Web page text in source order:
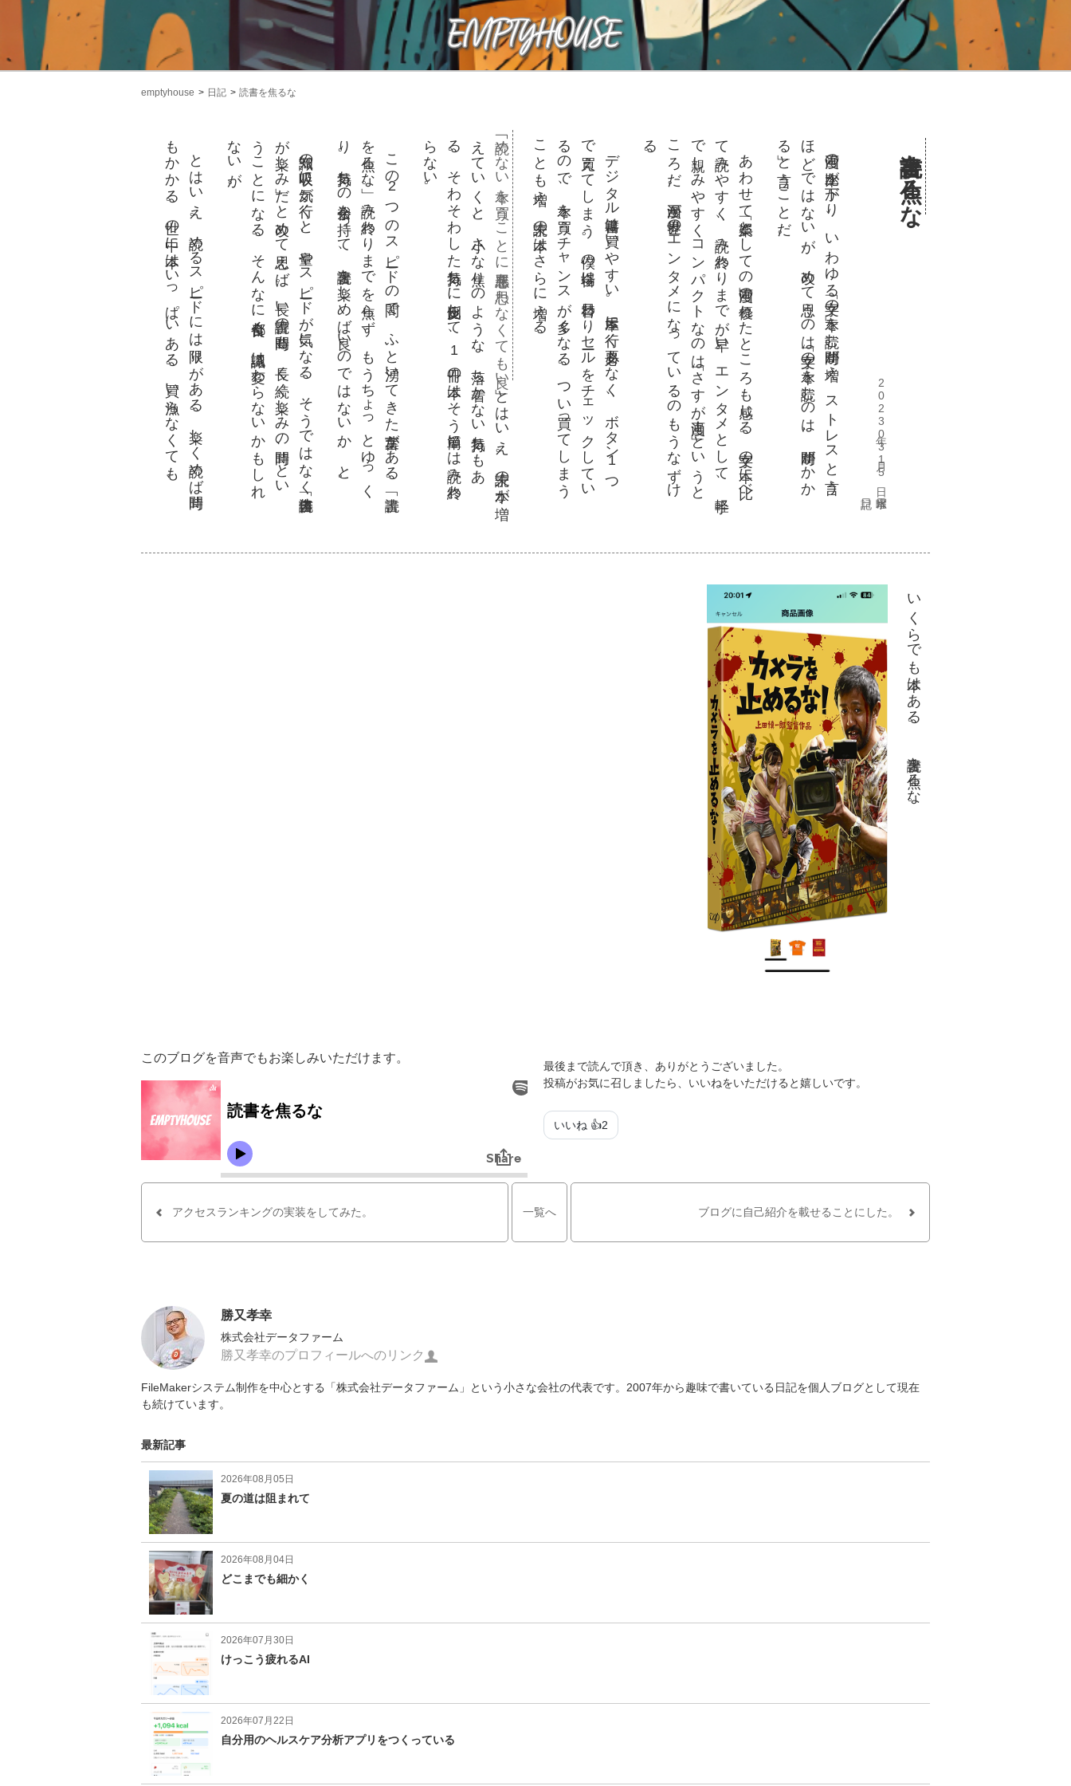
emptyhouse 日記 読書を焦るな
読書を焦るな
2023年03月15日 水曜日
漫画の比率
が下
が
り
、
い
わ
ゆ
る「文字
の本」
を読
む時間
が増
え
、
ス
ト
レ
ス
と言
う
ほど
で
は
な
い
が
、改
め
て思
う
の
は「文字
の本
を読
む
の
は
、時間
が
か
か
る」と言
う
こ
と
だ
。
あ
わ
せ
て「娯楽
と
し
て
の漫画」
の優
れ
た
と
こ
ろ
も感
じ
る
。文字
の本
に比
べ
て読み
や
す
く
、読
み終
わ
り
ま
で
が早
い
。
エ
ン
タ
メ
と
し
て
、手軽
で親し
み
や
す
く
コ
ン
パ
ク
ト
な
の
は「
さ
す
が漫画
！」
と
い
う
と
ころ
だ
。漫画
が世界
の
エ
ン
タ
メ
に
な
っ
て
い
る
の
も
う
な
ず
け
る
。
デ
ジ
タ
ル書籍
は買
い
や
す
い
。本屋
に行
く必要
も
な
く
、
ボ
タ
ン
1
つ
で買え
て
し
ま
う
。僕
の場合
は
、日替
わ
り
セー
ル
を
チ
ェ
ッ
ク
し
て
い
るの
で
、本
を買
う
チ
ャ
ン
ス
が多
く
な
る
。
つ
い買
っ
て
し
ま
う
こと
も増
え
、未読
の本
は
さ
ら
に増
え
る
。
読めない本を買うことに罪悪感を思わなくても良い
」と
は
い
え
。未読
の本
が増
えて
い
く
と
、小
さ
な焦
り
の
よ
う
な
、落
ち着
か
な
い気持
ち
も
あ
る。
そ
わ
そ
わ
し
た気持
ち
に反比例
し
て
、
1冊
の本
は
そ
う簡単
に
は読
み終
わ
らな
い
。
こ
の
2
つ
の
ス
ピー
ド
の間
で
、
ふ
と湧
い
て
き
た言葉
が
あ
る
。「読書
を焦る
な」
。読
み終
わ
り
ま
で
を焦
ら
ず
、
も
う
ち
ょ
っ
と
ゆ
っ
く
り。気持
ち
の余裕
を持
っ
て
、読書
を楽
し
め
ば良
い
の
で
は
な
い
か
、
と
。
知識の吸収
に気
が行
く
と
、量
や
ス
ピー
ド
が気
に
な
る
。
そ
う
で
は
な
く「読書自体
が楽し
み」
だ
と改
め
て思
え
ば
。長
い読書
の時間
も
、長
く続
く楽
し
み
の時間
、
と
い
うこ
と
に
な
る
。
そ
ん
な
に都合良
く
、認識
は変
わ
ら
な
い
か
も
し
れ
ない
が
。
と
は
い
え
。読
め
る
ス
ピー
ド
に
は限
り
が
あ
る
。楽
し
く読
め
ば時間
もか
か
る
。世
の中
に本
は
い
っ
ぱ
い
あ
る
。買
い漁
ら
な
く
て
も
、
い
く
ら
で
も本
は
あ
る
。
読書
を焦
る
な
。
最後まで読んで頂き、ありがとうございました。
投稿がお気に召しましたら、いいねをいただけると嬉しいです。
いいね 👍2
このブログを音声でもお楽しみいただけます。
アクセスランキングの実装をしてみた。 ブログに自己紹介を載せることにした。
一覧へ
勝又孝幸
株式会社データファーム
勝又孝幸のプロフィールへのリンク
FileMakerシステム制作を中心とする「株式会社データファーム」という小さな会社の代表です。2007年から趣味で書いている日記を個人ブログとして現在
も続けています。
最新記事
2026年08月05日
夏の道は阻まれて
2026年08月04日
どこまでも細かく
2026年07月30日
けっこう疲れるAI
2026年07月22日
自分用のヘルスケア分析アプリをつくっている